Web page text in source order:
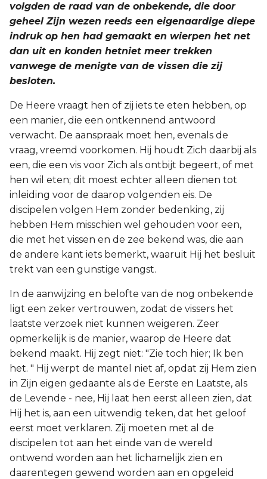
volgden de raad van de onbekende, die door
geheel Zijn wezen reeds een eigenaardige diepe
indruk op hen had gemaakt en wierpen het net
dan uit en konden hetniet meer trekken
vanwege de menigte van de vissen die zij
besloten.
De Heere vraagt hen of zij iets te eten hebben, op
een manier, die een ontkennend antwoord
verwacht. De aanspraak moet hen, evenals de
vraag, vreemd voorkomen. Hij houdt Zich daarbij als
een, die een vis voor Zich als ontbijt begeert, of met
hen wil eten; dit moest echter alleen dienen tot
inleiding voor de daarop volgenden eis. De
discipelen volgen Hem zonder bedenking, zij
hebben Hem misschien wel gehouden voor een,
die met het vissen en de zee bekend was, die aan
de andere kant iets bemerkt, waaruit Hij het besluit
trekt van een gunstige vangst.
In de aanwijzing en belofte van de nog onbekende
ligt een zeker vertrouwen, zodat de vissers het
laatste verzoek niet kunnen weigeren. Zeer
opmerkelijk is de manier, waarop de Heere dat
bekend maakt. Hij zegt niet: "Zie toch hier; Ik ben
het. " Hij werpt de mantel niet af, opdat zij Hem zien
in Zijn eigen gedaante als de Eerste en Laatste, als
de Levende - nee, Hij laat hen eerst alleen zien, dat
Hij het is, aan een uitwendig teken, dat het geloof
eerst moet verklaren. Zij moeten met al de
discipelen tot aan het einde van de wereld
ontwend worden aan het lichamelijk zien en
daarentegen gewend worden aan en opgeleid